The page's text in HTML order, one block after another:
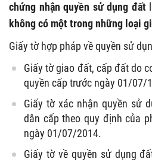
chứng nhận quyền sử dụng đất
không có một trong những loại
Giấy tờ hợp pháp về quyền sử
Giấy tờ giao đất, cấp đất do
quyền cấp trước ngày 01/07/
Giấy tờ xác nhận quyền sử
dân cấp theo quy định của
ngày 01/07/2014.
Giấy tờ về quyền sử dụng